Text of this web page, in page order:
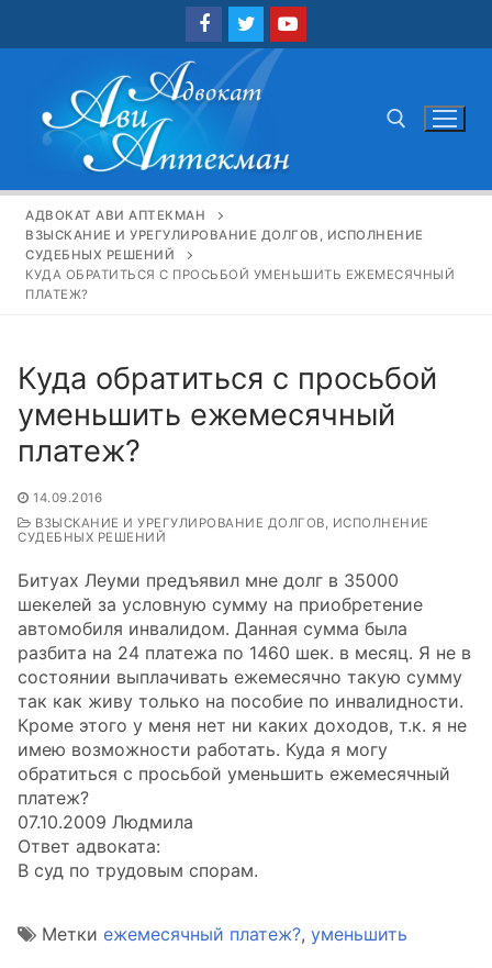
Найти:
АДВОКАТ АВИ АПТЕКМАН
ВЗЫСКАНИЕ И УРЕГУЛИРОВАНИЕ ДОЛГОВ, ИСПОЛНЕНИЕ
СУДЕБНЫХ РЕШЕНИЙ
КУДА ОБРАТИТЬСЯ С ПРОСЬБОЙ УМЕНЬШИТЬ ЕЖЕМЕСЯЧНЫЙ
ПЛАТЕЖ?
Куда обратиться с просьбой
уменьшить ежемесячный
платеж?
14.09.2016
ВЗЫСКАНИЕ И УРЕГУЛИРОВАНИЕ ДОЛГОВ, ИСПОЛНЕНИЕ
СУДЕБНЫХ РЕШЕНИЙ
Битуах Леуми предъявил мне долг в 35000
шекелей за условную сумму на приобретение
автомобиля инвалидом. Данная сумма была
разбита на 24 платежа по 1460 шек. в месяц. Я не в
состоянии выплачивать ежемесячно такую сумму
так как живу только на пособие по инвалидности.
Кроме этого у меня нет ни каких доходов, т.к. я не
имею возможности работать. Куда я могу
обратиться с просьбой уменьшить ежемесячный
платеж?
07.10.2009 Людмила
Ответ адвоката:
В суд по трудовым спорам.
Метки ежемесячный платеж?, уменьшить